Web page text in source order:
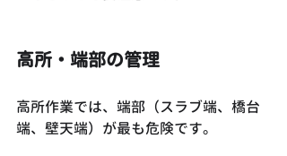
高所・端部の管理
高所作業では、端部（スラブ端、橋台
端、壁天端）が最も危険です。